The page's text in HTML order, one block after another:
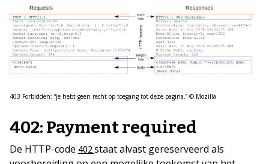
403 Forbidden: “je hebt geen recht op toegang tot deze pagina.” © Mozilla
402: Payment required
De HTTP-code 402staat alvast gereserveerd als